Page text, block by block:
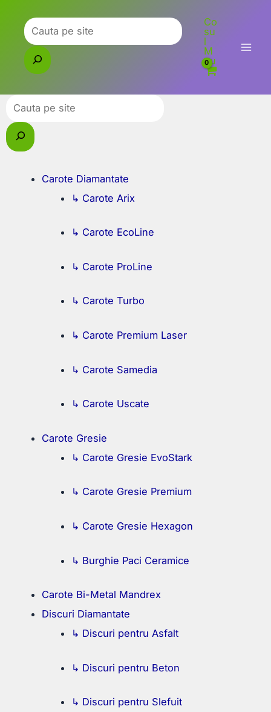
content
Caută
Co
su
l
M
eu
Caută
Carote Diamantate
↳ Carote Arix
↳ Carote EcoLine
↳ Carote ProLine
↳ Carote Turbo
↳ Carote Premium Laser
↳ Carote Samedia
↳ Carote Uscate
Carote Gresie
↳ Carote Gresie EvoStark
↳ Carote Gresie Premium
↳ Carote Gresie Hexagon
↳ Burghie Paci Ceramice
Carote Bi-Metal Mandrex
Discuri Diamantate
↳ Discuri pentru Asfalt
↳ Discuri pentru Beton
↳ Discuri pentru Slefuit